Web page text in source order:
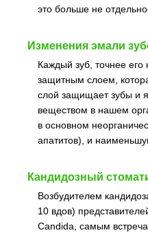
это больше не
Изменения эмали
Каждый зуб, точнее его
защитным слоем,
слой защищает зубы и
веществом в нашем
в основном
апатитов), и
Кандидозный
Возбудителем
10 вдов)
Candida, самым